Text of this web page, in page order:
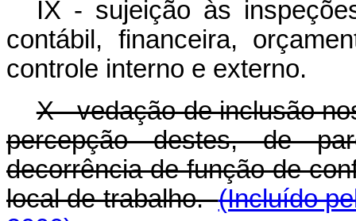
IX - sujeição às
contábil, financeira,
controle interno e externo.
X - vedação de inclusão
percepção destes, de
decorrência de função de
local de trabalho.(Incluído